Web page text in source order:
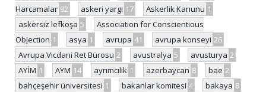
Harcamalar 92 askeri yargı 17 Askerlik Kanunu 1
askersiz lefkoşa 5
Association for Conscientious
Objection 1 asya 1 avrupa 41 avrupa konseyi 26
Avrupa Vicdani Ret Bürosu 2 avustralya 5 avusturya 2
AYİM 1 AYM 14 ayrımcılık 1 azerbaycan 8 bae 2
bahçeşehir üniversitesi 1 bakanlar komitesi 4 bakaya 8